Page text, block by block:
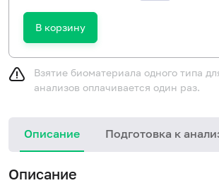
В корзину
Взятие биоматериала одного типа
анализов оплачивается один раз.
Описание Подготовка к
Описание